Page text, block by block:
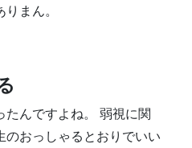
まん。
んですよね。 弱視に関
のおっしゃるとおりでいい